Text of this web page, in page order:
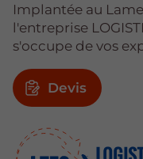
Implantée au
l'entreprise
s'occupe de vos
Devis